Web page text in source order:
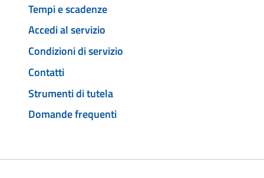
Tempi e scadenze
Accedi al servizio
Condizioni di servizio
Contatti
Strumenti di tutela
Domande frequenti